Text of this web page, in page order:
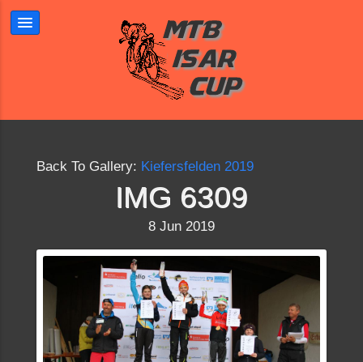
Back To Gallery: Kiefersfelden 2019
IMG 6309
8 Jun 2019